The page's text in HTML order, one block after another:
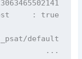
default/
...